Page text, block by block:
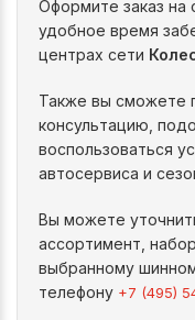
Оформите заказ на
удобное время
центрах сети
Также вы сможете
консультацию,
воспользоваться
автосервиса и
Вы можете
ассортимент,
выбранному
телефону +7 (495)